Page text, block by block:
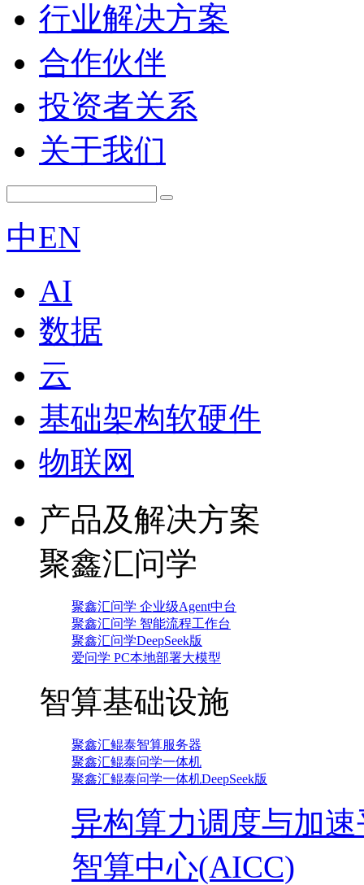
行业解决方案
合作伙伴
投资者关系
关于我们
中EN
AI
数据
云
基础架构软硬件
物联网
产品及解决方案
聚鑫汇问学
聚鑫汇问学 企业级Agent中台
聚鑫汇问学 智能流程工作台
聚鑫汇问学DeepSeek版
爱问学 PC本地部署大模型
智算基础设施
聚鑫汇鲲泰智算服务器
聚鑫汇鲲泰问学一体机
聚鑫汇鲲泰问学一体机DeepSeek版
异构算力调度与加
智算中心(AICC)